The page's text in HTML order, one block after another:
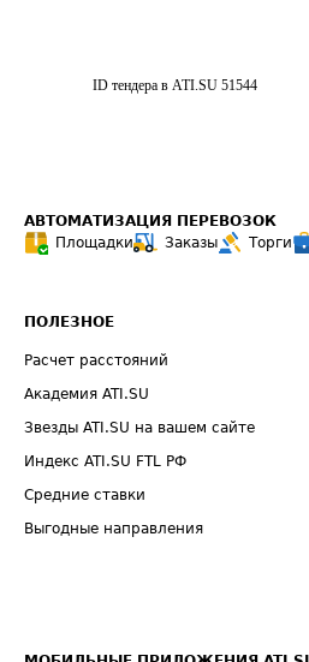
ID тендера в ATI.SU 51544
АВТОМАТИЗАЦИЯ ПЕРЕВОЗОК
Площадки
Заказы Торги
ПОЛЕЗНОЕ
Расчет расстояний
Академия ATI.SU
Звезды ATI.SU на вашем сайте
Индекс ATI.SU FTL РФ
Средние ставки
Выгодные направления